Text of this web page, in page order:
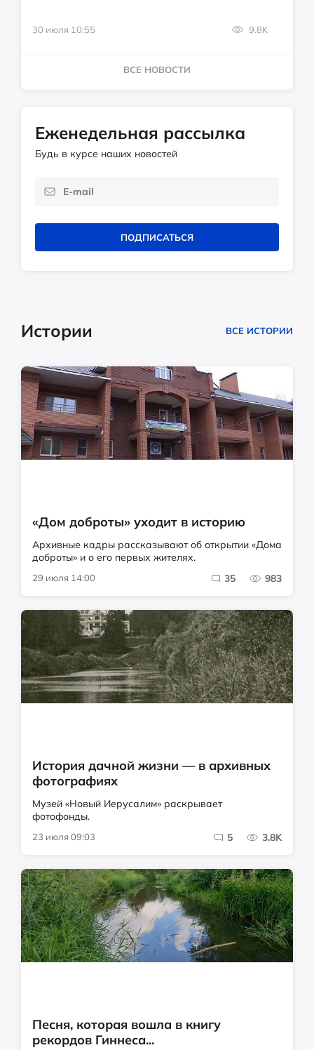
30 июля 10:55 9.8K
ВСЕ НОВОСТИ
Еженедельная рассылка
Будь в курсе наших новостей
ПОДПИСАТЬСЯ
Истории ВСЕ ИСТОРИИ
«Дом доброты» уходит в историю
Архивные кадры рассказывают об открытии «Дома
доброты» и о его первых жителях.
29 июля 14:00 35 983
История дачной жизни — в архивных
фотографиях
Музей «Новый Иерусалим» раскрывает
фотофонды.
23 июля 09:03 5 3.8K
Песня, которая вошла в книгу
рекордов Гиннеса...